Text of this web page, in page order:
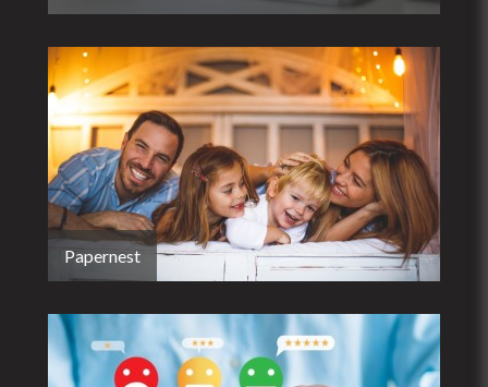
Papernest